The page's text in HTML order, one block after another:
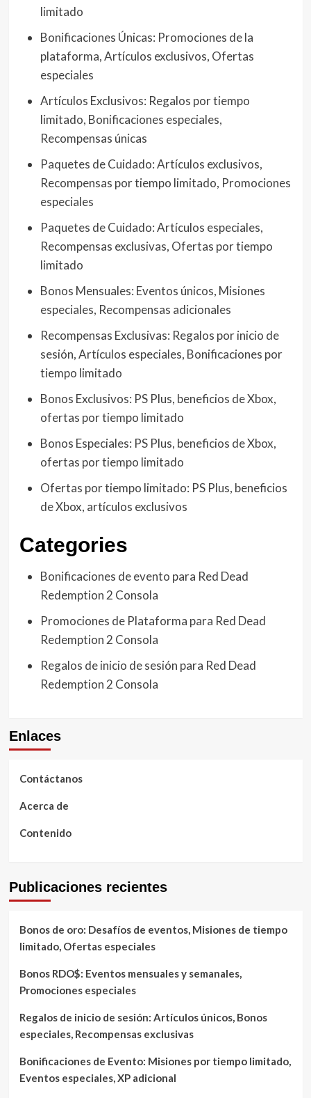
limitado
Bonificaciones Únicas: Promociones de la
plataforma, Artículos exclusivos, Ofertas
especiales
Artículos Exclusivos: Regalos por tiempo
limitado, Bonificaciones especiales,
Recompensas únicas
Paquetes de Cuidado: Artículos exclusivos,
Recompensas por tiempo limitado, Promociones
especiales
Paquetes de Cuidado: Artículos especiales,
Recompensas exclusivas, Ofertas por tiempo
limitado
Bonos Mensuales: Eventos únicos, Misiones
especiales, Recompensas adicionales
Recompensas Exclusivas: Regalos por inicio de
sesión, Artículos especiales, Bonificaciones por
tiempo limitado
Bonos Exclusivos: PS Plus, beneficios de Xbox,
ofertas por tiempo limitado
Bonos Especiales: PS Plus, beneficios de Xbox,
ofertas por tiempo limitado
Ofertas por tiempo limitado: PS Plus, beneficios
de Xbox, artículos exclusivos
Categories
Bonificaciones de evento para Red Dead
Redemption 2 Consola
Promociones de Plataforma para Red Dead
Redemption 2 Consola
Regalos de inicio de sesión para Red Dead
Redemption 2 Consola
Enlaces
Contáctanos
Acerca de
Contenido
Publicaciones recientes
Bonos de oro: Desafíos de eventos, Misiones de tiempo
limitado, Ofertas especiales
Bonos RDO$: Eventos mensuales y semanales,
Promociones especiales
Regalos de inicio de sesión: Artículos únicos, Bonos
especiales, Recompensas exclusivas
Bonificaciones de Evento: Misiones por tiempo limitado,
Eventos especiales, XP adicional